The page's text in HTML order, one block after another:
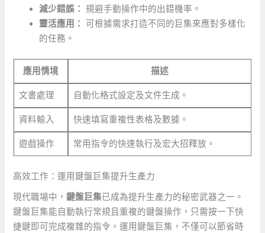
減少錯誤： 規避手動操作中的出錯機率。
靈活應用：
可根據需求打造不同的巨集來應對多樣化
的任務。
應用情境 描述
文書處理 自動化格式設定及文件生成。
資料輸入 快速填寫重複性表格及數據。
遊戲操作 常用指令的快速執行及宏大招釋放。
高效工作：運用鍵盤巨集提升生產力
現代職場中，鍵盤巨集已成為提升生產力的秘密武器之一。
鍵盤巨集能自動執行常規且重複的鍵盤操作，只需按一下快
捷鍵即可完成複雜的指令。運用鍵盤巨集，不僅可以節省時